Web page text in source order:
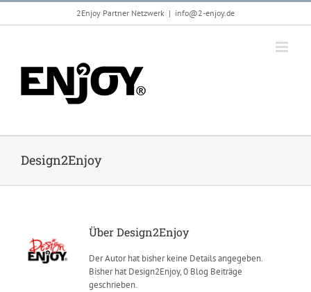
Zum
2Enjoy Partner Netzwerk | info@2-enjoy.de
Design2Enjoy
ÜberDesign2Enjoy
Der Autor hat bisher keine Details angegeben.
Bisher hat Design2Enjoy, 0 Blog Beiträge
geschrieben.